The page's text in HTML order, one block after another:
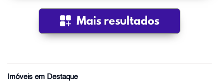
Imóveis em Destaque